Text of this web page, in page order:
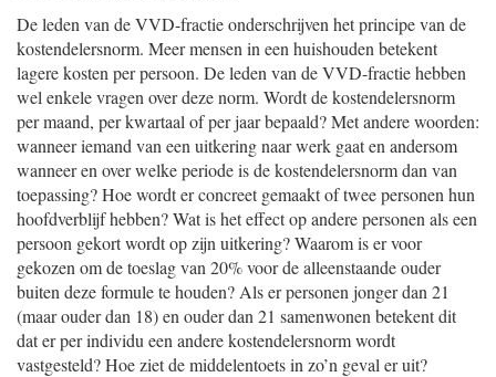
De leden van de VVD-fractie onderschrijven het principe van de
kostendelersnorm. Meer mensen in een huishouden betekent
lagere kosten per persoon. De leden van de VVD-fractie hebben
wel enkele vragen over deze norm. Wordt de kostendelersnorm
per maand, per kwartaal of per jaar bepaald? Met andere woorden:
wanneer iemand van een uitkering naar werk gaat en andersom
wanneer en over welke periode is de kostendelersnorm dan van
toepassing? Hoe wordt er concreet gemaakt of twee personen hun
hoofdverblijf hebben? Wat is het effect op andere personen als een
persoon gekort wordt op zijn uitkering? Waarom is er voor
gekozen om de toeslag van 20% voor de alleenstaande ouder
buiten deze formule te houden? Als er personen jonger dan 21
(maar ouder dan 18) en ouder dan 21 samenwonen betekent dit
dat er per individu een andere kostendelersnorm wordt
vastgesteld? Hoe ziet de middelentoets in zo’n geval er uit?